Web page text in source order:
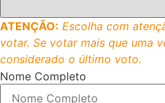
ATENÇÃO: Escolha com
votar. Se votar mais que uma
considerado o último voto.
Nome Completo